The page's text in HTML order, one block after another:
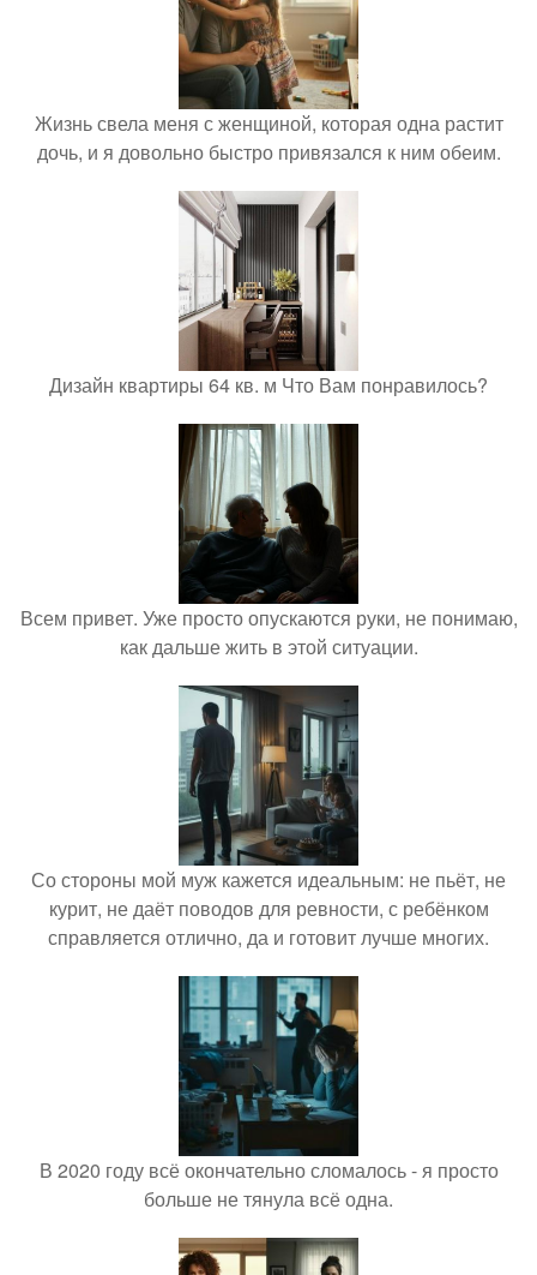
Жизнь свела меня с женщиной, которая одна растит
дочь, и я довольно быстро привязался к ним обеим.
Дизайн квартиры 64 кв. м Что Вам понравилось?
Всем привет. Уже просто опускаются руки, не понимаю,
как дальше жить в этой ситуации.
Со стороны мой муж кажется идеальным: не пьёт, не
курит, не даёт поводов для ревности, с ребёнком
справляется отлично, да и готовит лучше многих.
В 2020 году всё окончательно сломалось - я просто
больше не тянула всё одна.